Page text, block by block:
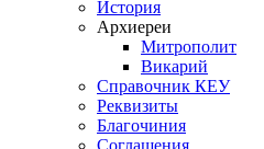
История
Архиереи
Митрополит
Викарий
Справочник КЕУ
Реквизиты
Благочиния